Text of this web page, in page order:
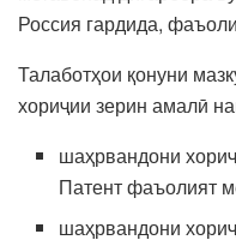
Россия гардида,
Талаботҳои қонуни
хориҷии зерин амалӣ
шаҳрвандони
Патент фаъолият
шаҳрвандони